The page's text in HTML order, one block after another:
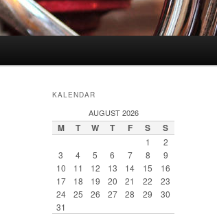
KALENDAR
AUGUST 2026
M T W T F S S
1
2
3
4 5 6 7 8
9
10
11 12 13 14 15
16
17
18 19 20 21 22
23
24
25 26 27 28 29
30
31